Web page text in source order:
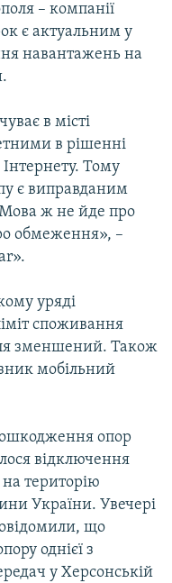
– компанії
є актуальним у
навантажень на
в місті
в рішенні
Тому
є виправданим
Мова ж не йде про
обмеження», –
уряді
споживання
зменшений. Також
мобільний
опор
відключення
територію
України. Увечері
що
однієї з
у Херсонській